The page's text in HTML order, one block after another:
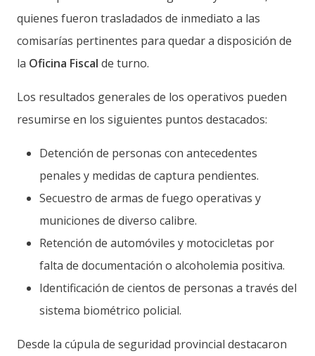
quienes fueron trasladados de inmediato a las
comisarías pertinentes para quedar a disposición de
la Oficina Fiscal de turno.
Los resultados generales de los operativos pueden
resumirse en los siguientes puntos destacados:
Detención de personas con antecedentes
penales y medidas de captura pendientes.
Secuestro de armas de fuego operativas y
municiones de diverso calibre.
Retención de automóviles y motocicletas por
falta de documentación o alcoholemia positiva.
Identificación de cientos de personas a través del
sistema biométrico policial.
Desde la cúpula de seguridad provincial destacaron